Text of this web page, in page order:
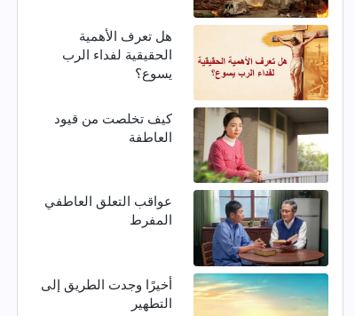
هل تعرف الأهمية
الحقيقية لفداء الرب
يسوع؟
كيف تخلصت من قيود
العاطفة
عواقب التعلق العاطفي
المفرط
أخيرًا وجدت الطريق إلى
التطهير